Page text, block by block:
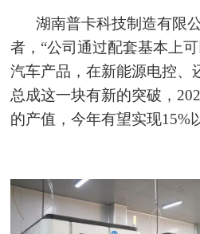
湖南普卡科技制造有限
者，“公司通过配套基本上
汽车产品，在新能源电控、
总成这一块有新的突破，
的产值，今年有望实现15%